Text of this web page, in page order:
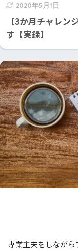
2020年5月1日
【3か月チャレ
す【実録】
専業主夫をしながら